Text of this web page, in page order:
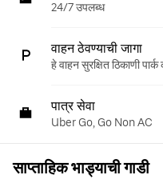
24/7 उपलब्ध
वाहन ठेवण्याची जागा
हे वाहन सुरक्षित ठिकाणी
पात्र सेवा
Uber Go, Go Non AC
साप्ताहिक भाड्याची गाडी